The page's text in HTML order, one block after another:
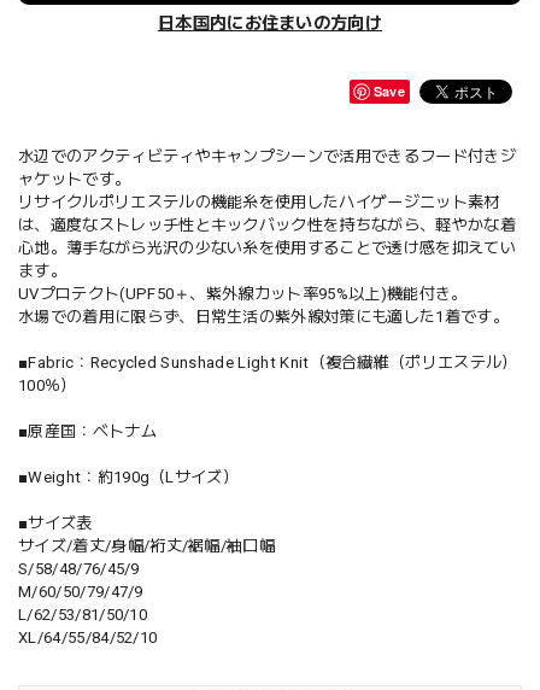
日本国内にお住まいの方向け
Save
水辺でのアクティビティやキャンプシーンで活用できるフード付きジ
ャケットです。
リサイクルポリエステルの機能糸を使用したハイゲージニット素材
は、適度なストレッチ性とキックバック性を持ちながら、軽やかな着
心地。薄手ながら光沢の少ない糸を使用することで透け感を抑えてい
ます。
UVプロテクト(UPF50＋、紫外線カット率95%以上)機能付き。
水場での着用に限らず、日常生活の紫外線対策にも適した1着です。
■Fabric：Recycled Sunshade Light Knit（複合繊維（ポリエステル）
100％）
■原産国：ベトナム
■Weight：約190g（Lサイズ）
■サイズ表
サイズ/着丈/身幅/裄丈/裾幅/袖口幅
S/58/48/76/45/9
M/60/50/79/47/9
L/62/53/81/50/10
XL/64/55/84/52/10